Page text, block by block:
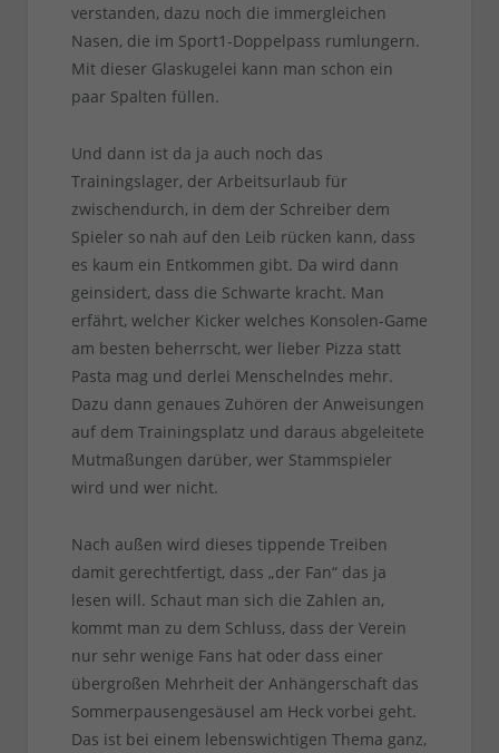
verstanden, dazu noch die immergleichen
Nasen, die im Sport1-Doppelpass rumlungern.
Mit dieser Glaskugelei kann man schon ein
paar Spalten füllen.
Und dann ist da ja auch noch das
Trainingslager, der Arbeitsurlaub für
zwischendurch, in dem der Schreiber dem
Spieler so nah auf den Leib rücken kann, dass
es kaum ein Entkommen gibt. Da wird dann
geinsidert, dass die Schwarte kracht. Man
erfährt, welcher Kicker welches Konsolen-Game
am besten beherrscht, wer lieber Pizza statt
Pasta mag und derlei Menschelndes mehr.
Dazu dann genaues Zuhören der Anweisungen
auf dem Trainingsplatz und daraus abgeleitete
Mutmaßungen darüber, wer Stammspieler
wird und wer nicht.
Nach außen wird dieses tippende Treiben
damit gerechtfertigt, dass „der Fan“ das ja
lesen will. Schaut man sich die Zahlen an,
kommt man zu dem Schluss, dass der Verein
nur sehr wenige Fans hat oder dass einer
übergroßen Mehrheit der Anhängerschaft das
Sommerpausengesäusel am Heck vorbei geht.
Das ist bei einem lebenswichtigen Thema ganz,